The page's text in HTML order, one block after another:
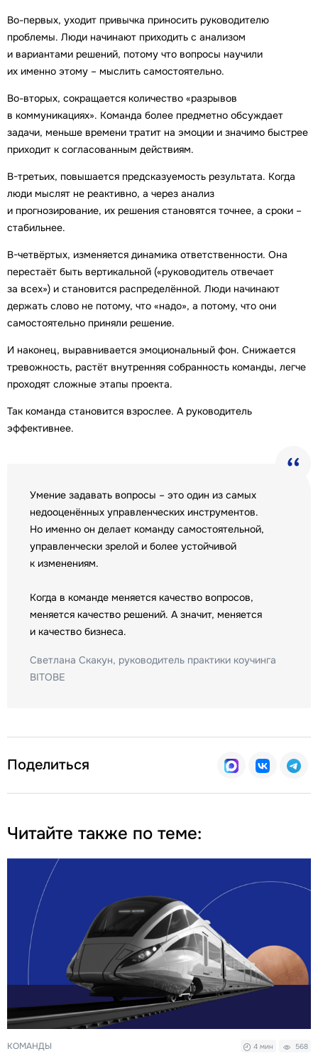
Во-первых, уходит привычка приносить руководителю
проблемы. Люди начинают приходить с анализом
и вариантами решений, потому что вопросы научили
их именно этому – мыслить самостоятельно.
Во-вторых, сокращается количество «разрывов
в коммуникациях». Команда более предметно обсуждает
задачи, меньше времени тратит на эмоции и значимо быстрее
приходит к согласованным действиям.
В-третьих, повышается предсказуемость результата. Когда
люди мыслят не реактивно, а через анализ
и прогнозирование, их решения становятся точнее, а сроки –
стабильнее.
В-четвёртых, изменяется динамика ответственности. Она
перестаёт быть вертикальной («руководитель отвечает
за всех») и становится распределённой. Люди начинают
держать слово не потому, что «надо», а потому, что они
самостоятельно приняли решение.
И наконец, выравнивается эмоциональный фон. Снижается
тревожность, растёт внутренняя собранность команды, легче
проходят сложные этапы проекта.
Так команда становится взрослее. А руководитель
эффективнее.
Умение задавать вопросы – это один из самых
недооценённых управленческих инструментов.
Но именно он делает команду самостоятельной,
управленчески зрелой и более устойчивой
к изменениям.
Когда в команде меняется качество вопросов,
меняется качество решений. А значит, меняется
и качество бизнеса.
Светлана Скакун, руководитель практики коучинга
BITOBE
Поделиться
Читайте также по теме:
КОМАНДЫ 4 мин 568